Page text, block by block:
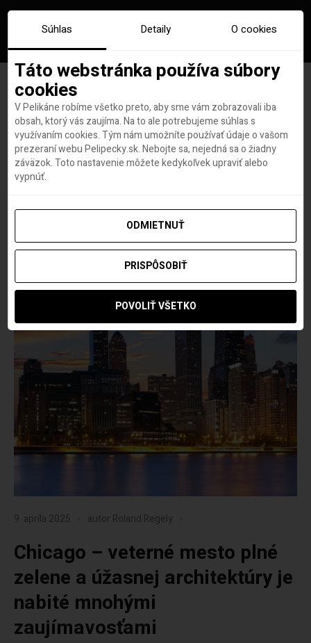
Značka:lacne letenky
amerika
9. apríla 2025 autor Roland Regely
Chicago – veterné mesto plné
zelene a úžasnej architektúry je
nabité mnohými
zaujímavosťami
Súhlas Detaily O cookies
Táto webstránka používa súbory
cookies
V Pelikáne robíme všetko preto, aby sme vám zobrazovali iba
obsah, ktorý vás zaujíma. Na to ale potrebujeme súhlas s
využívaním cookies. Tým nám umožníte používať údaje o vašom
prezeraní webu Pelipecky.sk. Nebojte sa, nejedná sa o žiadny
záväzok. Toto nastavenie môžete kedykoľvek upraviť alebo
vypnúť.
ODMIETNUŤ
PRISPÔSOBIŤ
POVOLIŤ VŠETKO